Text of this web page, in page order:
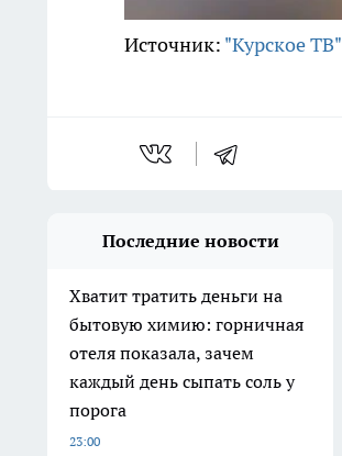
Источник: "Курское ТВ"
Последние новости
Хватит тратить деньги на
бытовую химию: горничная
отеля показала, зачем
каждый день сыпать соль у
порога
23:00